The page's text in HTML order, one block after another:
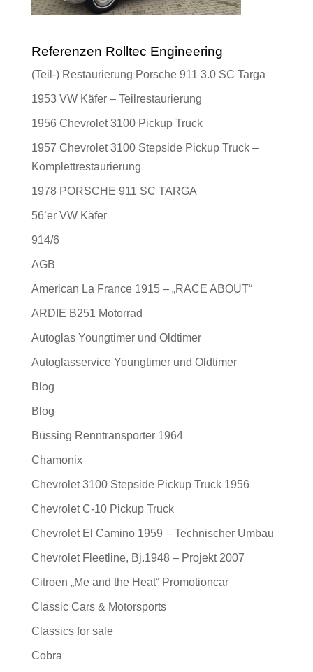
Referenzen Rolltec Engineering
(Teil-) Restaurierung Porsche 911 3.0 SC Targa
1953 VW Käfer – Teilrestaurierung
1956 Chevrolet 3100 Pickup Truck
1957 Chevrolet 3100 Stepside Pickup Truck –
Komplettrestaurierung
1978 PORSCHE 911 SC TARGA
56’er VW Käfer
914/6
AGB
American La France 1915 – „RACE ABOUT“
ARDIE B251 Motorrad
Autoglas Youngtimer und Oldtimer
Autoglasservice Youngtimer und Oldtimer
Blog
Blog
Büssing Renntransporter 1964
Chamonix
Chevrolet 3100 Stepside Pickup Truck 1956
Chevrolet C-10 Pickup Truck
Chevrolet El Camino 1959 – Technischer Umbau
Chevrolet Fleetline, Bj.1948 – Projekt 2007
Citroen „Me and the Heat“ Promotioncar
Classic Cars & Motorsports
Classics for sale
Cobra